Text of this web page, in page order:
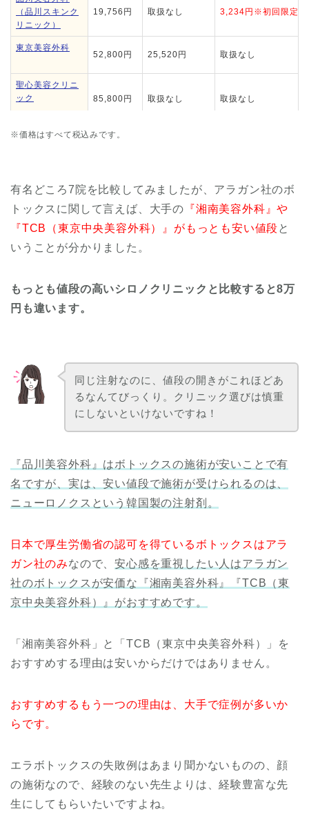
（品川スキンク
リニック）
19,756円 取扱なし 3,234円※初回限定
東京美容外科
52,800円 25,520円 取扱なし
聖心美容クリニ
ック
85,800円 取扱なし 取扱なし
シロノクリニッ
もとび美容外科
29,800円 19,800円 取扱なし
※価格はすべて税込みです。
有名どころ7院を比較してみましたが、アラガン社のボ
トックスに関して言えば、大手の 『湘南美容外科』や
『TCB（東京中央美容外科）』がもっとも安い値段と
いうことが分かりました。
もっとも値段の高いシロノクリニックと比較すると8万
円も違います。
同じ注射なのに、値段の開きがこれほどあ
るなんてびっくり。クリニック選びは慎重
にしないといけないですね！
『品川美容外科』はボトックスの施術が安いことで有
名ですが、実は、安い値段で施術が受けられるのは、
ニューロノクスという韓国製の注射剤。
日本で厚生労働省の認可を得ているボトックスはアラ
ガン社のみなので、安心感を重視したい人はアラガン
社のボトックスが安価な『湘南美容外科』『TCB（東
京中央美容外科）』がおすすめです。
「湘南美容外科」と「TCB（東京中央美容外科）」を
おすすめする理由は安いからだけではありません。
おすすめするもう一つの理由は、大手で症例が多いか
らです。
エラボトックスの失敗例はあまり聞かないものの、顔
の施術なので、経験のない先生よりは、経験豊富な先
生にしてもらいたいですよね。